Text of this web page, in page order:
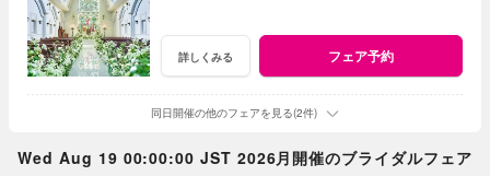
詳しくみる フェア予約
同日開催の他のフェアを見る(2件)
Wed Aug 19 00:00:00 JST 2026月開催のブライダルフェア